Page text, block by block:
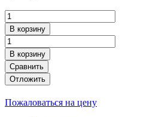
В корзину
В корзину
Сравнить
Отложить
Пожаловаться на цену